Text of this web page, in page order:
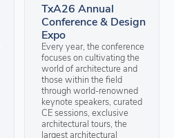
TxA26 Annual
Conference & Design
Expo
Every year, the conference
focuses on cultivating the
world of architecture and
those within the field
through world-renowned
keynote speakers, curated
CE sessions, exclusive
architectural tours, the
largest architectural